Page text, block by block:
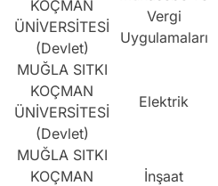
KOÇMAN
ÜNİVERSİTESİ
(Devlet)
Vergi
Uygulamaları
MUĞLA SITKI
KOÇMAN
ÜNİVERSİTESİ
(Devlet)
Elektrik
MUĞLA SITKI
KOÇMAN
İnşaat